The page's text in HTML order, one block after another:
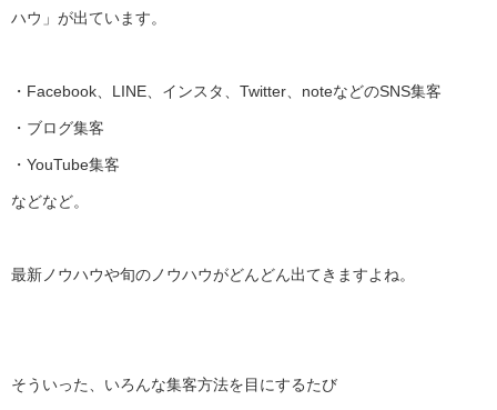
ハウ」が出ています。
・Facebook、LINE、インスタ、Twitter、 noteなどのSNS集客
・ブログ集客
・YouTube集客
などなど。
最新ノウハウや旬のノウハウがどんどん出てきますよね。
そういった、いろんな集客方法を目にするたび